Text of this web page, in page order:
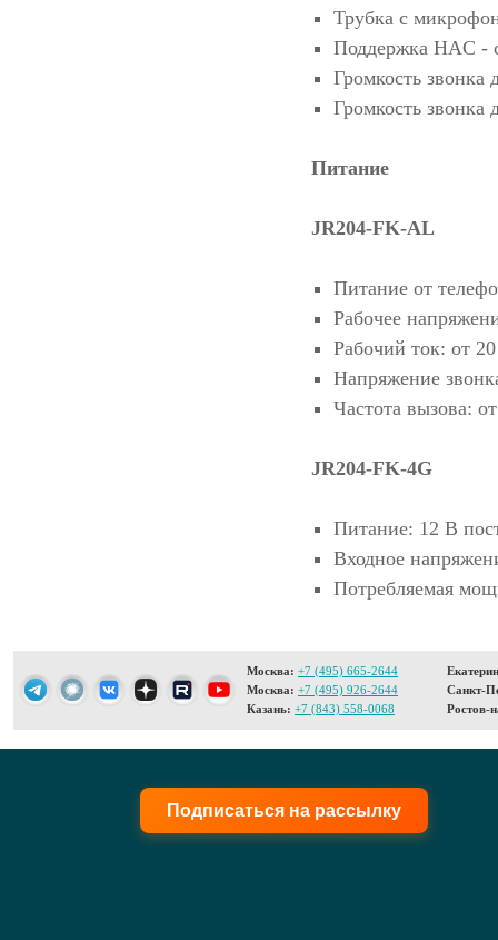
Трубка с
Поддержка HAC -
Громкость
Громкость
Питание
JR204-FK-AL
Питание от
Рабочее
Рабочий ток: от
Напряжение
Частота вызова:
JR204-FK-4G
Питание: 12 В
Входное
Потребляемая
Москва: +7 (495) 665-2644
Москва: +7 (495) 926-2644
Казань: +7 (843) 558-0068
Санкт-
Ростов-
Подписаться на рассылку